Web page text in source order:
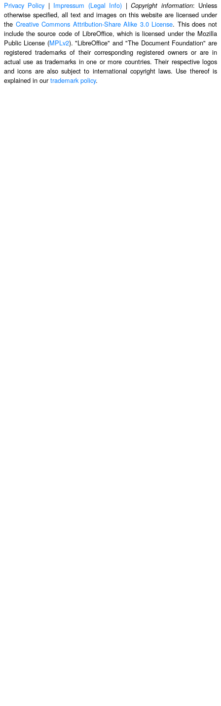
Privacy Policy | Impressum (Legal Info) |Copyright information: Unless
otherwise specified, all text and images on this website are licensed under
the Creative Commons Attribution-Share Alike 3.0 License. This does not
include the source code of LibreOffice, which is licensed under the Mozilla
Public License (MPLv2). "LibreOffice" and "The Document Foundation" are
registered trademarks of their corresponding registered owners or are in
actual use as trademarks in one or more countries. Their respective logos
and icons are also subject to international copyright laws. Use thereof is
explained in ourtrademark policy.